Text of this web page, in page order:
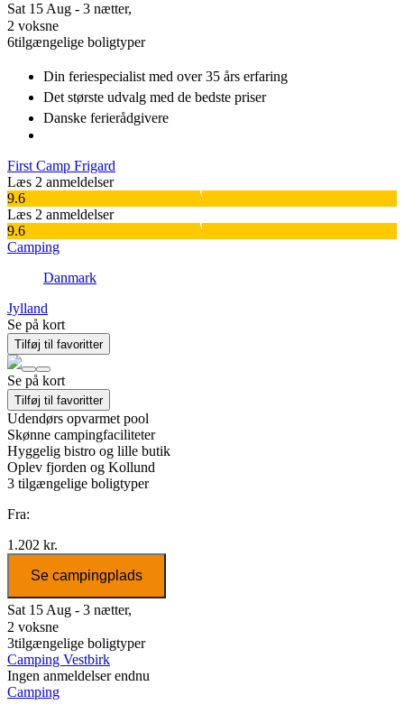
Sat 15 Aug - 3 nætter,
2 voksne
6tilgængelige boligtyper
Din feriespecialistmed over 35 års erfaring
Det største udvalg med de bedste priser
Danske ferierådgivere
First Camp Frigard
Læs 2 anmeldelser
9.6
Læs 2 anmeldelser
9.6
Camping
Danmark
Jylland
Se på kort
Tilføj til favoritter
Se på kort
Tilføj til favoritter
Udendørs opvarmet pool
Skønne campingfaciliteter
Hyggelig bistro og lille butik
Oplev fjorden og Kollund
3 tilgængelige boligtyper
Fra:
1.202 kr.
Se campingplads
Sat 15 Aug - 3 nætter,
2 voksne
3tilgængelige boligtyper
Camping Vestbirk
Ingen anmeldelser endnu
Camping